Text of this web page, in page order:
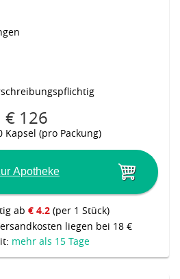
€ 126
Kapsel (pro Packung)
Apotheke
ab € 4.2 (per 1 Stück)
liegen bei 18 €
mehr als 15 Tage